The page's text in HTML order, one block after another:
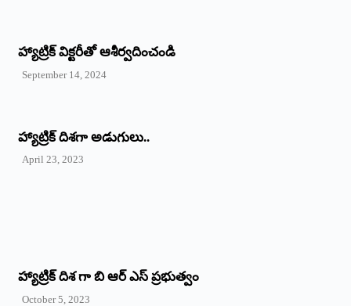
హ్యాట్రిక్‌ ‌విక్టరీతో ఆశీర్వదించండి
September 14, 2024
‌హ్యాట్రిక్‌ ‌దిశగా అడుగులు..
April 23, 2023
హ్యాట్రిక్ దిశ గా బి ఆర్ ఎస్ ప్రభుత్వం
October 5, 2023